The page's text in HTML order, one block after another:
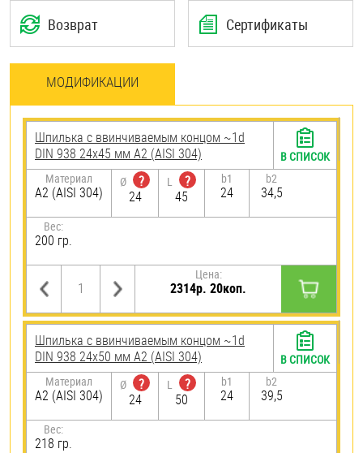
Возврат Сертификаты
МОДИФИКАЦИИ
Шпилька c ввинчиваемым концом ~1d
DIN 938 24х45 мм А2 (AISI 304)
Материал
А2 (AISI 304)
Ø
?
24
L
?
45
b1
24
b2
34,5
Вес:
200 гр.
Цена:
2314р. 20коп.
В СПИСОК
Шпилька c ввинчиваемым концом ~1d
DIN 938 24х50 мм А2 (AISI 304)
Материал
А2 (AISI 304)
Ø
?
24
L
?
50
b1
24
b2
39,5
Вес:
218 гр.
В СПИСОК